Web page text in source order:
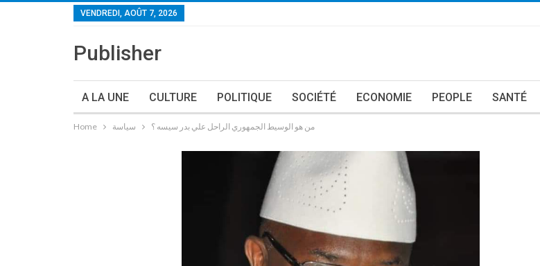
VENDREDI, AOÛT 7, 2026
Publisher
A LA UNE CULTURE POLITIQUE SOCIÉTÉ ECONOMIE PEOPLE SANTÉ
Home سياسة من هو الوسيط الجمهوري الراحل علي بدر سيسه ؟